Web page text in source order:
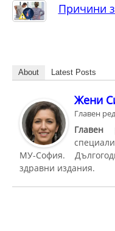
Причини
About Latest Posts
Жени
Главен
Главен
МУ-София.
здравни издания.